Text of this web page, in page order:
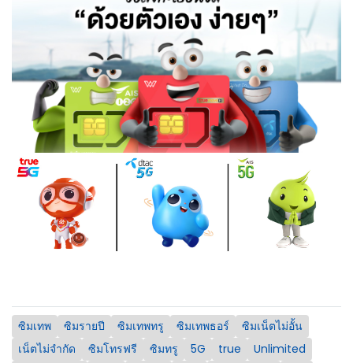
ซิมเทพ ซิมรายปี ซิมเทพทรู ซิมเทพธอร์
ซิมเน็ตไม่อั้น
เน็ตไม่จำกัด
ซิมโทรฟรี ซิมทรู 5G true
Unlimited